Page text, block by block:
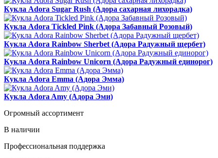
Кукла Adora Sugar Rush (Адора сахарная лихорадка)
Кукла Adora Tickled Pink (Адора Забавный Розовый)
Кукла Adora Rainbow Sherbet (Адора Радужный щербет)
Кукла Adora Rainbow Unicorn (Адора Радужный единорог)
Кукла Adora Emma (Адора Эмма)
Кукла Adora Amy (Адора Эми)
Огромный ассортимент
В наличии
Профессиональная поддержка